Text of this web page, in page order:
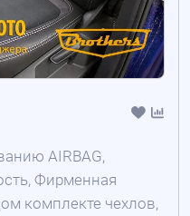
AIRBAG,
Фирменная
комплекте чехлов,